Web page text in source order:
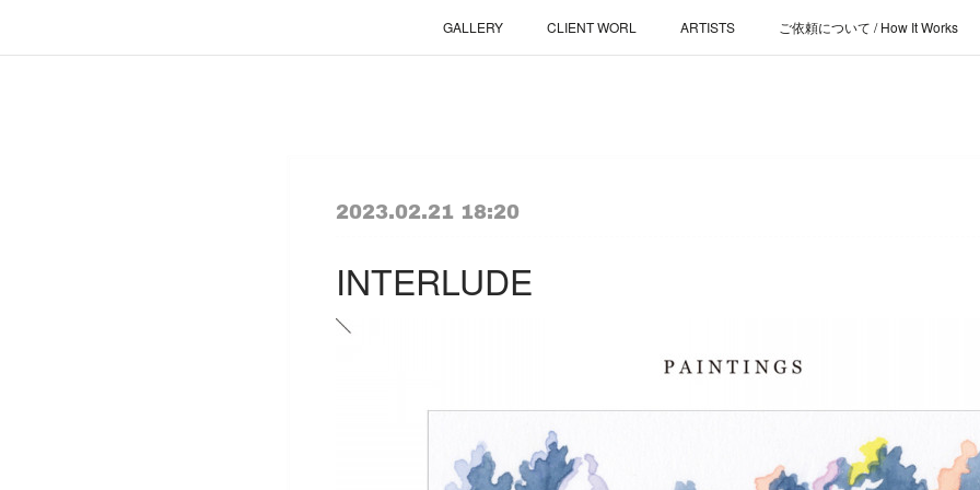
GALLERY CLIENT WORL ARTISTS ご依頼について / How It Works
2023.02.21 18:20
INTERLUDE